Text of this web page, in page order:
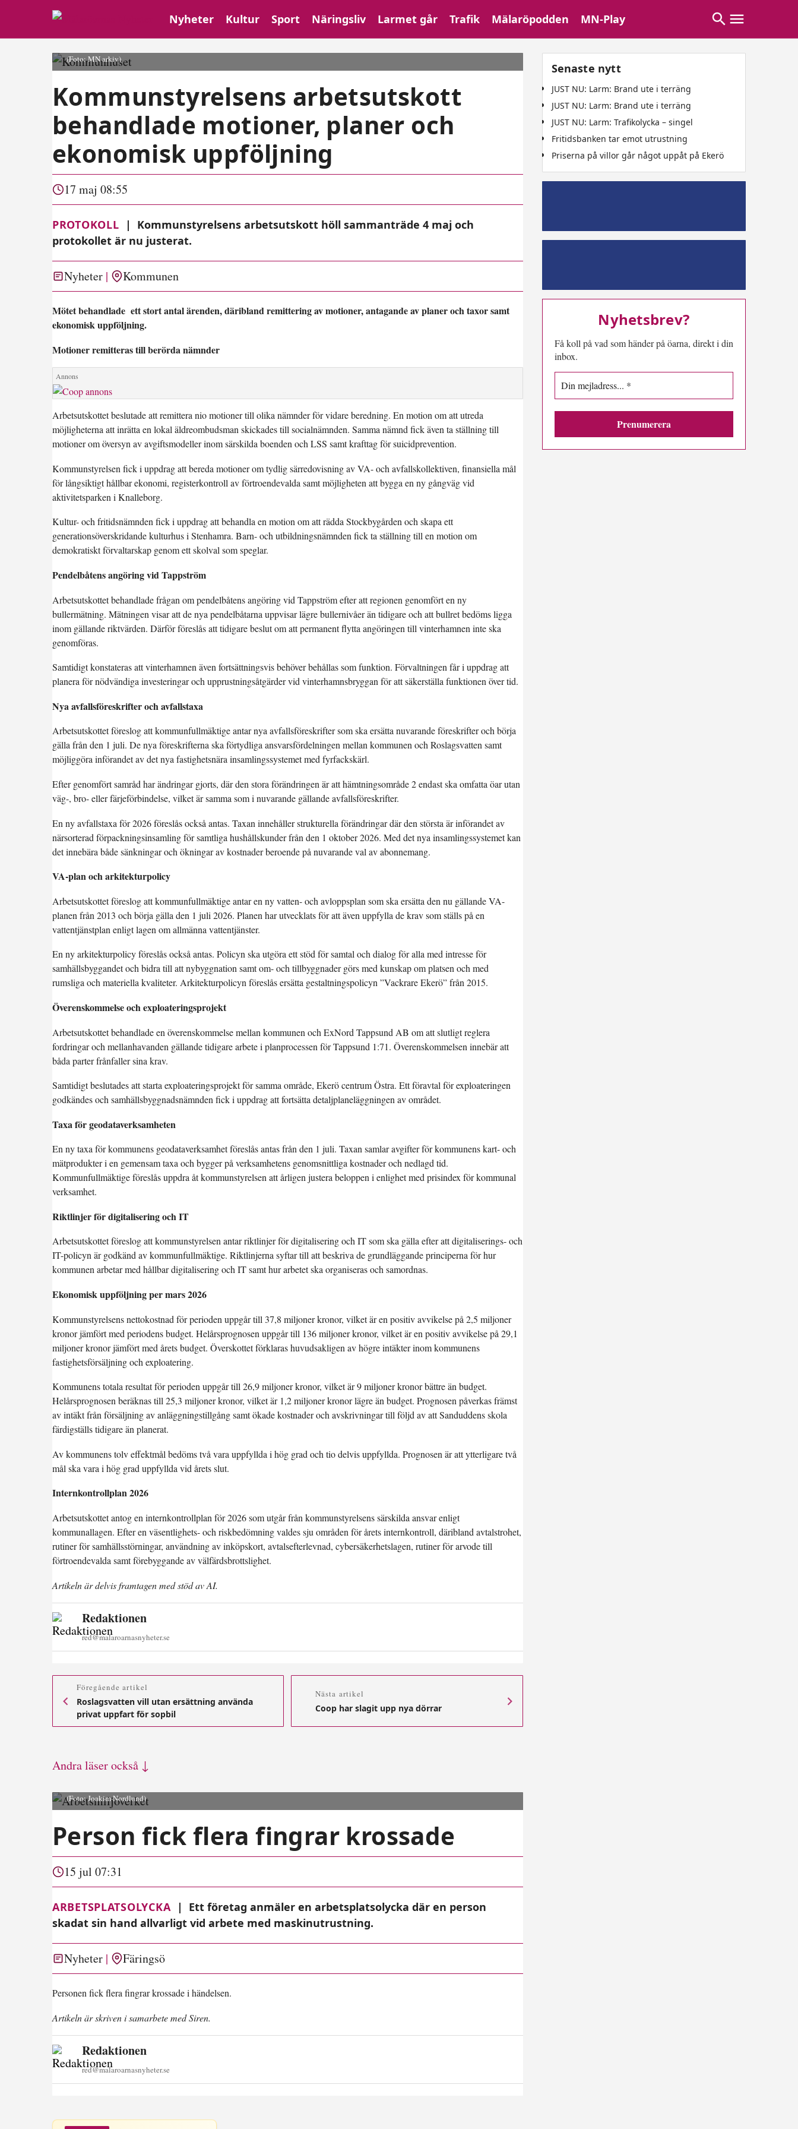
Nyheter Kultur Sport Näringsliv Larmet går Trafik Mälaröpodden MN-Play
(Foto: MN arkiv)
Kommunstyrelsens arbetsutskott
behandlade motioner, planer och
ekonomisk uppföljning
17 maj 08:55
PROTOKOLL |
Kommunstyrelsens arbetsutskott höll sammanträde 4 maj och
protokollet är nu justerat.
Nyheter Kommunen
Mötet behandlade ett stort antal ärenden, däribland remittering av motioner, antagande av planer och taxor samt
ekonomisk uppföljning.
Motioner remitteras till berörda nämnder
Arbetsutskottet beslutade att remittera nio motioner till olika nämnder för vidare beredning. En motion om att utreda
möjligheterna att inrätta en lokal äldreombudsman skickades till socialnämnden. Samma nämnd fick även ta ställning till
motioner om översyn av avgiftsmodeller inom särskilda boenden och LSS samt krafttag för suicidprevention.
Kommunstyrelsen fick i uppdrag att bereda motioner om tydlig särredovisning av VA- och avfallskollektiven, finansiella mål
för långsiktigt hållbar ekonomi, registerkontroll av förtroendevalda samt möjligheten att bygga en ny gångväg vid
aktivitetsparken i Knalleborg.
Kultur- och fritidsnämnden fick i uppdrag att behandla en motion om att rädda Stockbygården och skapa ett
generationsöverskridande kulturhus i Stenhamra. Barn- och utbildningsnämnden fick ta ställning till en motion om
demokratiskt förvaltarskap genom ett skolval som speglar.
Pendelbåtens angöring vid Tappström
Arbetsutskottet behandlade frågan om pendelbåtens angöring vid Tappström efter att regionen genomfört en ny
bullermätning. Mätningen visar att de nya pendelbåtarna uppvisar lägre bullernivåer än tidigare och att bullret bedöms ligga
inom gällande riktvärden. Därför föreslås att tidigare beslut om att permanent flytta angöringen till vinterhamnen inte ska
genomföras.
Samtidigt konstateras att vinterhamnen även fortsättningsvis behöver behållas som funktion. Förvaltningen får i uppdrag att
planera för nödvändiga investeringar och upprustningsåtgärder vid vinterhamnsbryggan för att säkerställa funktionen över tid.
Nya avfallsföreskrifter och avfallstaxa
Arbetsutskottet föreslog att kommunfullmäktige antar nya avfallsföreskrifter som ska ersätta nuvarande föreskrifter och börja
gälla från den 1 juli. De nya föreskrifterna ska förtydliga ansvarsfördelningen mellan kommunen och Roslagsvatten samt
möjliggöra införandet av det nya fastighetsnära insamlingssystemet med fyrfackskärl.
Efter genomfört samråd har ändringar gjorts, där den stora förändringen är att hämtningsområde 2 endast ska omfatta öar utan
väg-, bro- eller färjeförbindelse, vilket är samma som i nuvarande gällande avfallsföreskrifter.
En ny avfallstaxa för 2026 föreslås också antas. Taxan innehåller strukturella förändringar där den största är införandet av
närsorterad förpackningsinsamling för samtliga hushållskunder från den 1 oktober 2026. Med det nya insamlingssystemet kan
det innebära både sänkningar och ökningar av kostnader beroende på nuvarande val av abonnemang.
VA-plan och arkitekturpolicy
Arbetsutskottet föreslog att kommunfullmäktige antar en ny vatten- och avloppsplan som ska ersätta den nu gällande VA-
planen från 2013 och börja gälla den 1 juli 2026. Planen har utvecklats för att även uppfylla de krav som ställs på en
vattentjänstplan enligt lagen om allmänna vattentjänster.
En ny arkitekturpolicy föreslås också antas. Policyn ska utgöra ett stöd för samtal och dialog för alla med intresse för
samhällsbyggandet och bidra till att nybyggnation samt om- och tillbyggnader görs med kunskap om platsen och med
rumsliga och materiella kvaliteter. Arkitekturpolicyn föreslås ersätta gestaltningspolicyn ”Vackrare Ekerö” från 2015.
Överenskommelse och exploateringsprojekt
Arbetsutskottet behandlade en överenskommelse mellan kommunen och ExNord Tappsund AB om att slutligt reglera
fordringar och mellanhavanden gällande tidigare arbete i planprocessen för Tappsund 1:71. Överenskommelsen innebär att
båda parter frånfaller sina krav.
Samtidigt beslutades att starta exploateringsprojekt för samma område, Ekerö centrum Östra. Ett föravtal för exploateringen
godkändes och samhällsbyggnadsnämnden fick i uppdrag att fortsätta detaljplaneläggningen av området.
Taxa för geodataverksamheten
En ny taxa för kommunens geodataverksamhet föreslås antas från den 1 juli. Taxan samlar avgifter för kommunens kart- och
mätprodukter i en gemensam taxa och bygger på verksamhetens genomsnittliga kostnader och nedlagd tid.
Kommunfullmäktige föreslås uppdra åt kommunstyrelsen att årligen justera beloppen i enlighet med prisindex för kommunal
verksamhet.
Riktlinjer för digitalisering och IT
Arbetsutskottet föreslog att kommunstyrelsen antar riktlinjer för digitalisering och IT som ska gälla efter att digitaliserings- och
IT-policyn är godkänd av kommunfullmäktige. Riktlinjerna syftar till att beskriva de grundläggande principerna för hur
kommunen arbetar med hållbar digitalisering och IT samt hur arbetet ska organiseras och samordnas.
Ekonomisk uppföljning per mars 2026
Kommunstyrelsens nettokostnad för perioden uppgår till 37,8 miljoner kronor, vilket är en positiv avvikelse på 2,5 miljoner
kronor jämfört med periodens budget. Helårsprognosen uppgår till 136 miljoner kronor, vilket är en positiv avvikelse på 29,1
miljoner kronor jämfört med årets budget. Överskottet förklaras huvudsakligen av högre intäkter inom kommunens
fastighetsförsäljning och exploatering.
Kommunens totala resultat för perioden uppgår till 26,9 miljoner kronor, vilket är 9 miljoner kronor bättre än budget.
Helårsprognosen beräknas till 25,3 miljoner kronor, vilket är 1,2 miljoner kronor lägre än budget. Prognosen påverkas främst
av intäkt från försäljning av anläggningstillgång samt ökade kostnader och avskrivningar till följd av att Sanduddens skola
färdigställs tidigare än planerat.
Av kommunens tolv effektmål bedöms två vara uppfyllda i hög grad och tio delvis uppfyllda. Prognosen är att ytterligare två
mål ska vara i hög grad uppfyllda vid årets slut.
Internkontrollplan 2026
Arbetsutskottet antog en internkontrollplan för 2026 som utgår från kommunstyrelsens särskilda ansvar enligt
kommunallagen. Efter en väsentlighets- och riskbedömning valdes sju områden för årets internkontroll, däribland avtalstrohet,
rutiner för samhällsstörningar, användning av inköpskort, avtalsefterlevnad, cybersäkerhetslagen, rutiner för arvode till
förtroendevalda samt förebyggande av välfärdsbrottslighet.
Artikeln är delvis framtagen med stöd av AI.
Redaktionen
red@malaroarnasnyheter.se
Föregående artikel
Roslagsvatten vill utan ersättning använda
privat uppfart för sopbil
Nästa artikel
Coop har slagit upp nya dörrar
Andra läser också ↓
(Foto: Joakim Nordlund)
Person fick flera fingrar krossade
15 jul 07:31
ARBETSPLATSOLYCKA |
Ett företag anmäler en arbetsplatsolycka där en person
skadat sin hand allvarligt vid arbete med maskinutrustning.
Nyheter Färingsö
Personen fick flera fingrar krossade i händelsen.
Artikeln är skriven i samarbete med Siren.
Redaktionen
red@malaroarnasnyheter.se
Senaste nytt
JUST NU: Larm: Brand ute i terräng
JUST NU: Larm: Brand ute i terräng
JUST NU: Larm: Trafikolycka – singel
Fritidsbanken tar emot utrustning
Priserna på villor går något uppåt på Ekerö
Nyhetsbrev?
Få koll på vad som händer på öarna, direkt i din
inbox.